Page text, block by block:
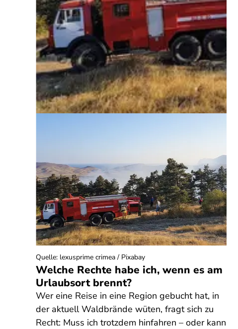
Welche Rechte habe ich, wenn es am
Urlaubsort brennt?
Wer eine Reise in eine Region gebucht hat, in
der aktuell Waldbrände wüten, fragt sich zu
Recht: Muss ich trotzdem hinfahren – oder kann
Quelle: lexusprime crimea / Pixabay